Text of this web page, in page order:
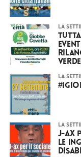
LA
LA
LA
J-Ax
le